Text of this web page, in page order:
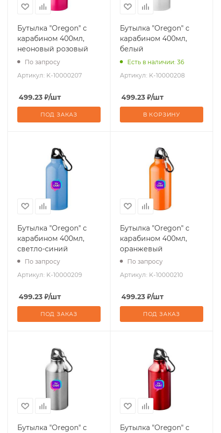
Бутылка "Oregon" с
карабином 400мл,
неоновый розовый
По запросу
Артикул: K-10000207
499.23 ₽/шт
ПОД ЗАКАЗ
Бутылка "Oregon" с
карабином 400мл,
белый
Есть в наличии: 36
Артикул: K-10000208
499.23 ₽/шт
В КОРЗИНУ
Бутылка "Oregon" с
карабином 400мл,
светло-синий
По запросу
Артикул: K-10000209
499.23 ₽/шт
ПОД ЗАКАЗ
Бутылка "Oregon" с
карабином 400мл,
оранжевый
По запросу
Артикул: K-10000210
499.23 ₽/шт
ПОД ЗАКАЗ
Бутылка "Oregon" с
Бутылка "Oregon" с